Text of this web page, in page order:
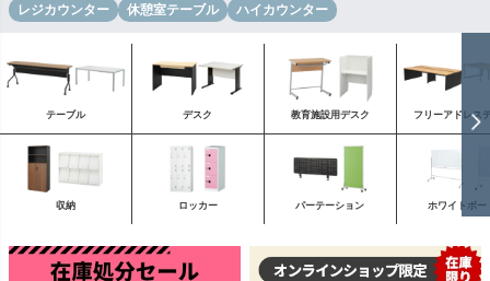
レジカウンター 休憩室テーブル ハイカウンター
テーブル デスク 教育施設用デスク フリーアドレス
収納 ロッカー パーテーション ホワイトボー